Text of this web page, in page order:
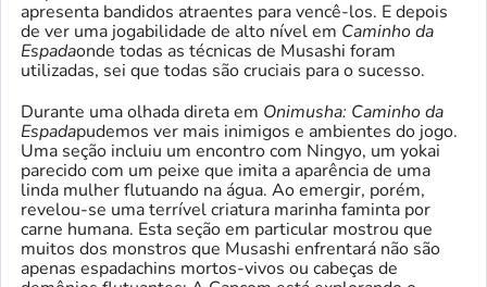
apresenta bandidos atraentes para vencê-los. E depois
de ver uma jogabilidade de alto nível em Caminho da
Espadaonde todas as técnicas de Musashi foram
utilizadas, sei que todas são cruciais para o sucesso.
Durante uma olhada direta em Onimusha: Caminho da
Espadapudemos ver mais inimigos e ambientes do jogo.
Uma seção incluiu um encontro com Ningyo, um yokai
parecido com um peixe que imita a aparência de uma
linda mulher flutuando na água. Ao emergir, porém,
revelou-se uma terrível criatura marinha faminta por
carne humana. Esta seção em particular mostrou que
muitos dos monstros que Musashi enfrentará não são
apenas espadachins mortos-vivos ou cabeças de